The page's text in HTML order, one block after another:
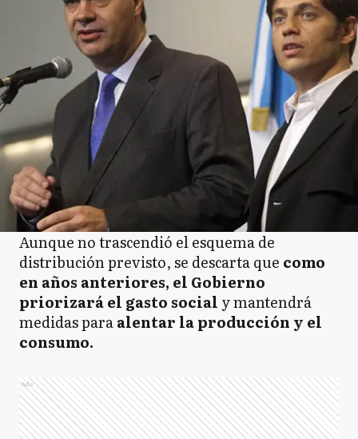
Aunque no trascendió el esquema de
distribución previsto, se descarta que como
en años anteriores, el Gobierno
priorizará el gasto social y mantendrá
medidas paraalentar la producción y el
consumo.
Ads